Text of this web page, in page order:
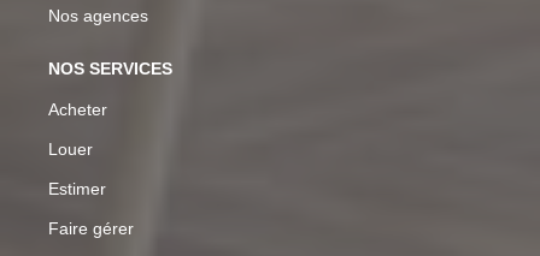
Nos agences
NOS SERVICES
Acheter
Louer
Estimer
Faire gérer